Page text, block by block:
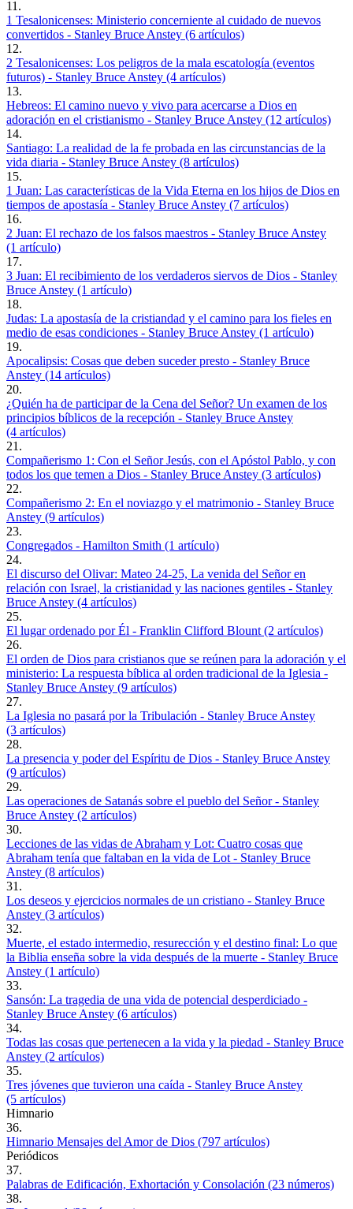
11.
1 Tesalonicenses: Ministerio concerniente al cuidado de nuevos
convertidos - Stanley Bruce Anstey (6 artículos)
12.
2 Tesalonicenses: Los peligros de la mala escatología (eventos
futuros) - Stanley Bruce Anstey (4 artículos)
13.
Hebreos: El camino nuevo y vivo para acercarse a Dios en
adoración en el cristianismo - Stanley Bruce Anstey (12 artículos)
14.
Santiago: La realidad de la fe probada en las circunstancias de la
vida diaria - Stanley Bruce Anstey (8 artículos)
15.
1 Juan: Las características de la Vida Eterna en los hijos de Dios en
tiempos de apostasía - Stanley Bruce Anstey (7 artículos)
16.
2 Juan: El rechazo de los falsos maestros - Stanley Bruce Anstey
(1 artículo)
17.
3 Juan: El recibimiento de los verdaderos siervos de Dios - Stanley
Bruce Anstey (1 artículo)
18.
Judas: La apostasía de la cristiandad y el camino para los fieles en
medio de esas condiciones - Stanley Bruce Anstey (1 artículo)
19.
Apocalipsis: Cosas que deben suceder presto - Stanley Bruce
Anstey (14 artículos)
20.
¿Quién ha de participar de la Cena del Señor? Un examen de los
principios bíblicos de la recepción - Stanley Bruce Anstey
(4 artículos)
21.
Compañerismo 1: Con el Señor Jesús, con el Apóstol Pablo, y con
todos los que temen a Dios - Stanley Bruce Anstey (3 artículos)
22.
Compañerismo 2: En el noviazgo y el matrimonio - Stanley Bruce
Anstey (9 artículos)
23.
Congregados - Hamilton Smith (1 artículo)
24.
El discurso del Olivar: Mateo 24-25, La venida del Señor en
relación con Israel, la cristianidad y las naciones gentiles - Stanley
Bruce Anstey (4 artículos)
25.
El lugar ordenado por Él - Franklin Clifford Blount (2 artículos)
26.
El orden de Dios para cristianos que se reúnen para la adoración y el
ministerio: La respuesta bíblica al orden tradicional de la Iglesia -
Stanley Bruce Anstey (9 artículos)
27.
La Iglesia no pasará por la Tribulación - Stanley Bruce Anstey
(3 artículos)
28.
La presencia y poder del Espíritu de Dios - Stanley Bruce Anstey
(9 artículos)
29.
Las operaciones de Satanás sobre el pueblo del Señor - Stanley
Bruce Anstey (2 artículos)
30.
Lecciones de las vidas de Abraham y Lot: Cuatro cosas que
Abraham tenía que faltaban en la vida de Lot - Stanley Bruce
Anstey (8 artículos)
31.
Los deseos y ejercicios normales de un cristiano - Stanley Bruce
Anstey (3 artículos)
32.
Muerte, el estado intermedio, resurección y el destino final: Lo que
la Biblia enseña sobre la vida después de la muerte - Stanley Bruce
Anstey (1 artículo)
33.
Sansón: La tragedia de una vida de potencial desperdiciado -
Stanley Bruce Anstey (6 artículos)
34.
Todas las cosas que pertenecen a la vida y la piedad - Stanley Bruce
Anstey (2 artículos)
35.
Tres jóvenes que tuvieron una caída - Stanley Bruce Anstey
(5 artículos)
Himnario
36.
Himnario Mensajes del Amor de Dios (797 artículos)
Periódicos
37.
Palabras de Edificación, Exhortación y Consolación (23 números)
38.